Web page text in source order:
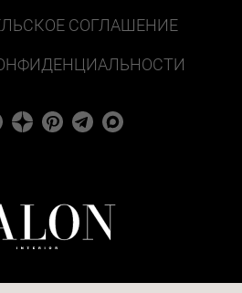
СОГЛАШЕНИЕ